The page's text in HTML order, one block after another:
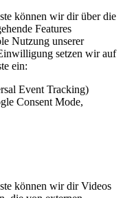
können wir dir über die
Features
Nutzung unserer
setzen wir auf
ein:
Event Tracking)
Consent Mode,
können wir dir Videos